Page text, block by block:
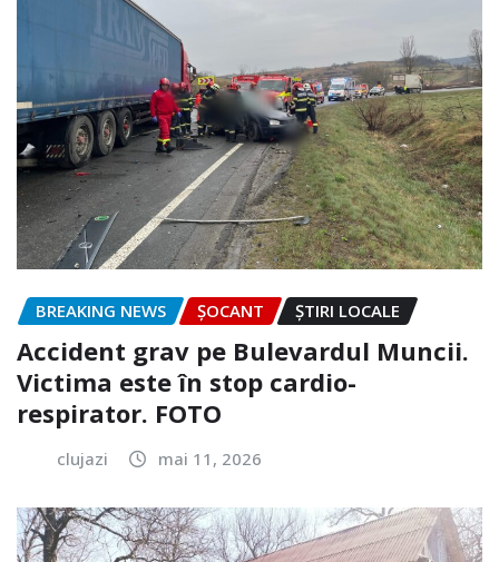
BREAKING NEWS ȘOCANT ȘTIRI LOCALE
Accident grav pe Bulevardul Muncii.
Victima este în stop cardio-
respirator. FOTO
clujazi mai 11, 2026